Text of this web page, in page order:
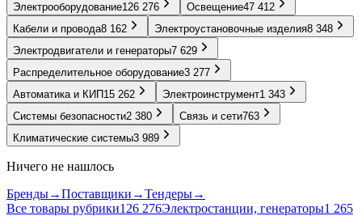
Электрооборудование126 276 Освещение47 412
Кабели и провода8 162 Электроустановочные изделия8 348
Электродвигатели и генераторы7 629
Распределительное оборудование3 277
Автоматика и КИП 15 262 Электроинструмент1 343
Системы безопасности2 380 Связь и сети763
Климатические системы3 989
Ничего не нашлось
Бренды→Поставщики →Тендеры→
Все товары рубрики126 276Электростанции, генераторы1 265